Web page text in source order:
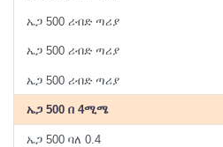
ኤጋ 500 ሪብድ ጣሪያ
ኤጋ 500 ሪብድ ጣሪያ
ኤጋ 500 ሪብድ ጣሪያ
ኤጋ 500 በ 4ሚሜ
ኤጋ 500 ባለ 0.4